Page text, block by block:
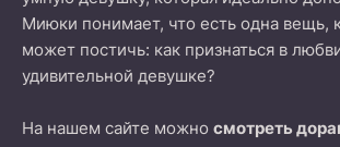
Миюки понимает, что есть одна вещь,
может постичь: как признаться в
удивительной девушке?
На нашем сайте можно смотреть